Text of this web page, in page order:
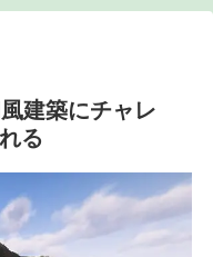
建築にチャレ
る